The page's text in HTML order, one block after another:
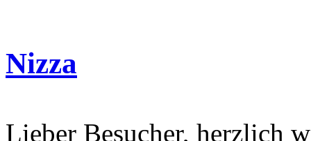
Nizza
Lieber Besucher, herzlich